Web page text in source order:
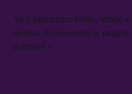
Se ti piacciono Hello, World
ricorda di recensire la pagina
domani! ?